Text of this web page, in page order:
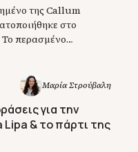
της Callum
στο
περασμένο
χέρι. […]Μαρία Στρούβαλη
για την
& το πάρτι της